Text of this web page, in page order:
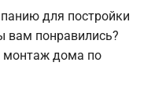
для постройки
вам понравились?
дома по